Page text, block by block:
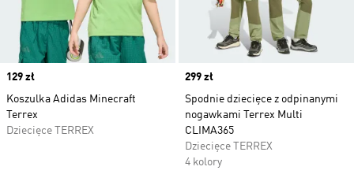
Price
129 zł
Koszulka Adidas Minecraft
Terrex
Dziecięce TERREX
Price
299 zł
Spodnie dziecięce z odpinanymi
nogawkami Terrex Multi
CLIMA365
Dziecięce TERREX
4 kolory